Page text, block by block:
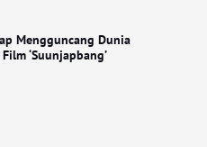
Mengguncang Dunia
‘Suunjapbang’